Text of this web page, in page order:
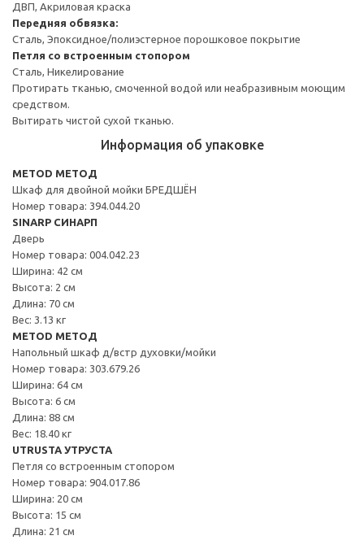
ДВП, Акриловая краска
Передняя обвязка:
Сталь, Эпоксидное/полиэстерное порошковое покрытие
Петля со встроенным стопором
Сталь, Никелирование
Протирать тканью, смоченной водой или неабразивным моющим
средством.
Вытирать чистой сухой тканью.
Информация об упаковке
METOD МЕТОД
Шкаф для двойной мойки БРЕДШЁН
Номер товара: 394.044.20
SINARP СИНАРП
Дверь
Номер товара: 004.042.23
Ширина: 42 см
Высота: 2 см
Длина: 70 см
Вес: 3.13 кг
METOD МЕТОД
Напольный шкаф д/встр духовки/мойки
Номер товара: 303.679.26
Ширина: 64 см
Высота: 6 см
Длина: 88 см
Вес: 18.40 кг
UTRUSTA УТРУСТА
Петля со встроенным стопором
Номер товара: 904.017.86
Ширина: 20 см
Высота: 15 см
Длина: 21 см